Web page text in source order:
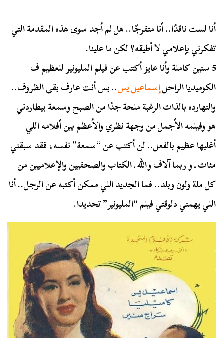
أنا لست ناقدًا.. أنا متفرجًا.. هل لم أجد سوى هذه المقدمة التي
تفكرني بإعلامي لا أطيقه؟ لكن ما علينا.
5 سنين كاملة وأنا عايز أكتب عن فيلم المليونير للعظيم ف
الكوميديا الراحلإسماعيل يس.. بس أنت عارف بقى الظروف..
والنهارده بالذات الرغبة ملحة جدًا من الصبح وسمعة بيطاردني
هو وفيلمه الأجمل من وجهة نظري والأعظم بين أفلامه اللي
أغلبها عظيم بالفعل.. لن أكتب عن “سمعة” نفسه، فقد سبقني
مئات ـ و ربما آلاف والله ـ الكتاب والصحفيين والإعلاميين من
كل ملة ولون وبلد.. فما الجديد اللي ممكن أكتبه عن الرجل.. أنا
اللي يهمني دلوقتي فيلم “المليونير” تحديدا.